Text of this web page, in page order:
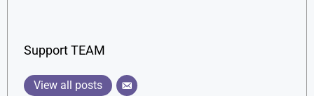
Support TEAM
View all posts